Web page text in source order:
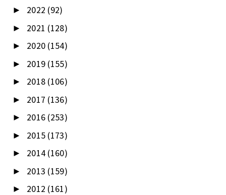
► 2022 (92)
► 2021 (128)
► 2020 (154)
► 2019 (155)
► 2018 (106)
► 2017 (136)
► 2016 (253)
► 2015 (173)
► 2014 (160)
► 2013 (159)
► 2012 (161)